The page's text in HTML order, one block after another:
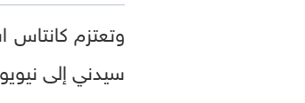
وتعتزم
سيدني إلى